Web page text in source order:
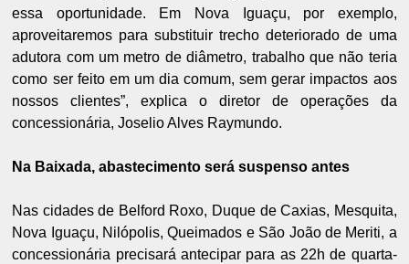
essa oportunidade. Em Nova Iguaçu, por exemplo,
aproveitaremos para substituir trecho deteriorado de uma
adutora com um metro de diâmetro, trabalho que não teria
como ser feito em um dia comum, sem gerar impactos aos
nossos clientes”, explica o diretor de operações da
concessionária, Joselio Alves Raymundo.
Na Baixada, abastecimento será suspenso antes
Nas cidades de Belford Roxo, Duque de Caxias, Mesquita,
Nova Iguaçu, Nilópolis, Queimados e São João de Meriti, a
concessionária precisará antecipar para as 22h de quarta-